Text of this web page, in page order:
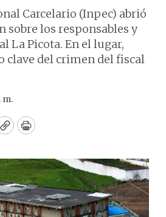
Carcelario (Inpec) abrió
sobre los responsables y
La Picota. En el lugar,
clave del crimen del fiscal
m.
CopyPrint